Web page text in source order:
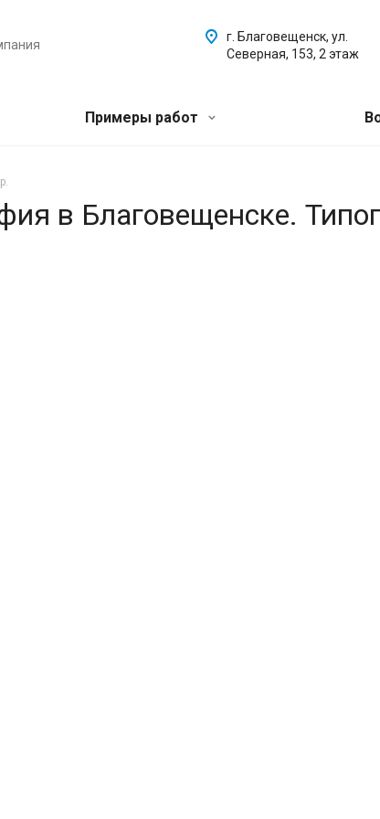
г. Благовещенск, ул.
Северная, 153, 2 этаж
Примеры работ
в Благовещенске.